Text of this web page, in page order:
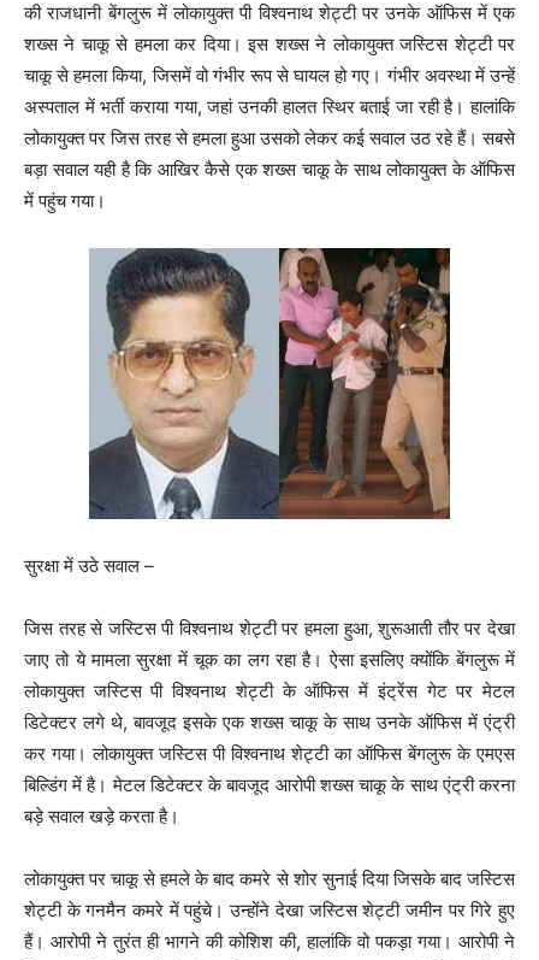
की राजधानी बेंगलुरू में लोकायुक्त पी विश्वनाथ शेट्टी पर उनके ऑफिस में एक
शख्स ने चाकू से हमला कर दिया। इस शख्स ने लोकायुक्त जस्टिस शेट्टी पर
चाकू से हमला किया, जिसमें वो गंभीर रूप से घायल हो गए। गंभीर अवस्था में उन्हें
अस्पताल में भर्ती कराया गया, जहां उनकी हालत स्थिर बताई जा रही है। हालांकि
लोकायुक्त पर जिस तरह से हमला हुआ उसको लेकर कई सवाल उठ रहे हैं। सबसे
बड़ा सवाल यही है कि आखिर कैसे एक शख्स चाकू के साथ लोकायुक्त के ऑफिस
में पहुंच गया।
सुरक्षा में उठे सवाल –
जिस तरह से जस्टिस पी विश्वनाथ शेट्टी पर हमला हुआ, शुरूआती तौर पर देखा
जाए तो ये मामला सुरक्षा में चूक का लग रहा है। ऐसा इसलिए क्योंकि बेंगलुरू में
लोकायुक्त जस्टिस पी विश्वनाथ शेट्टी के ऑफिस में इंट्रेंस गेट पर मेटल
डिटेक्टर लगे थे, बावजूद इसके एक शख्स चाकू के साथ उनके ऑफिस में एंट्री
कर गया। लोकायुक्त जस्टिस पी विश्वनाथ शेट्टी का ऑफिस बेंगलुरू के एमएस
बिल्डिंग में है। मेटल डिटेक्टर के बावजूद आरोपी शख्स चाकू के साथ एंट्री करना
बड़े सवाल खड़े करता है।
लोकायुक्त पर चाकू से हमले के बाद कमरे से शोर सुनाई दिया जिसके बाद जस्टिस
शेट्टी के गनमैन कमरे में पहुंचे। उन्होंने देखा जस्टिस शेट्टी जमीन पर गिरे हुए
हैं। आरोपी ने तुरंत ही भागने की कोशिश की, हालांकि वो पकड़ा गया। आरोपी ने